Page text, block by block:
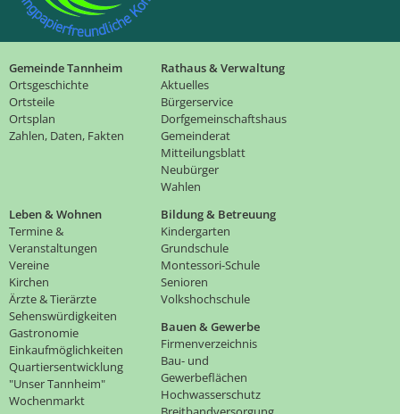
Gemeinde Tannheim
Ortsgeschichte
Ortsteile
Ortsplan
Zahlen, Daten, Fakten
Rathaus & Verwaltung
Aktuelles
Bürgerservice
Dorfgemeinschaftshaus
Gemeinderat
Mitteilungsblatt
Neubürger
Wahlen
Leben & Wohnen
Termine &
Veranstaltungen
Vereine
Kirchen
Ärzte & Tierärzte
Sehenswürdigkeiten
Gastronomie
Einkaufmöglichkeiten
Quartiersentwicklung
"Unser Tannheim"
Wochenmarkt
Bildung & Betreuung
Kindergarten
Grundschule
Montessori-Schule
Senioren
Volkshochschule
Bauen & Gewerbe
Firmenverzeichnis
Bau- und
Gewerbeflächen
Hochwasserschutz